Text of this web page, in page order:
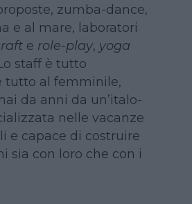
zumba-dance,
e al mare, laboratori
e role-play, yoga
staff è tutto
tutto al femminile,
da anni da un’italo-
nelle vacanze
e capace di costruire
sia con loro che con i